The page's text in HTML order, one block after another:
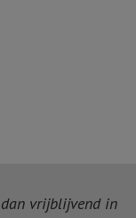
vrijblijvend in